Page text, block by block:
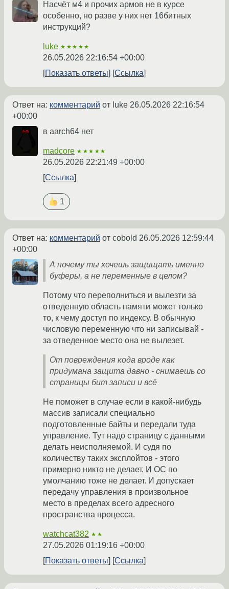
Насчёт м4 и прочих армов не в курсе
особенно, но разве у них нет 16битных
инструкций?
luke ★★★★★
26.05.2026 22:16:54 +00:00
Показать ответы
Ссылка
Ответ на: комментарий от luke 26.05.2026 22:16:54
+00:00
в aarch64 нет
madcore ★★★★★
26.05.2026 22:21:49 +00:00
Ссылка
1
Ответ на: комментарий от cobold 26.05.2026 12:59:44
+00:00
А почему ты хочешь защищать именно
буферы, а не переменные в целом?
Потому что переполниться и вылезти за
отведенную область памяти может только
то, к чему доступ по индексу. В обычную
числовую переменную что ни записывай -
за отведенное место она не вылезет.
От повреждения кода вроде как
придумана защита давно - снимаешь со
страницы бит записи и всё
Не поможет в случае если в какой-нибудь
массив записали специально
подготовленные байты и передали туда
управление. Тут надо страницу с данными
делать неисполняемой. И судя по
количеству таких эксплойтов - этого
примерно никто не делает. И ОС по
умолчанию тоже не делает. И допускает
передачу управления в произвольное
место в пределах всего адресного
пространства процесса.
watchcat382 ★★
27.05.2026 01:19:16 +00:00
Показать ответы
Ссылка